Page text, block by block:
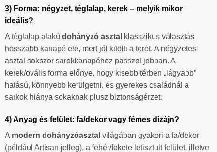
3) Forma: négyzet, téglalap, kerek – melyik mikor
ideális?
A téglalap alakú dohányzó asztal klasszikus választás
hosszabb kanapé elé, mert jól kitölti a teret. A négyzetes
asztal sokszor sarokkanapéhoz passzol jobban. A
kerek/ovális forma előnye, hogy kisebb térben „lágyabb”
hatású, könnyebb kerülgetni, és gyerekes családnál a
sarkok hiánya sokaknak plusz biztonságérzet.
4) Anyag és felület: fa/dekor vagy fémes dizájn?
A modern dohányzóasztal világában gyakori a fa/dekor
(például Artisan jelleg), a fehér/fekete letisztult felület, illetve